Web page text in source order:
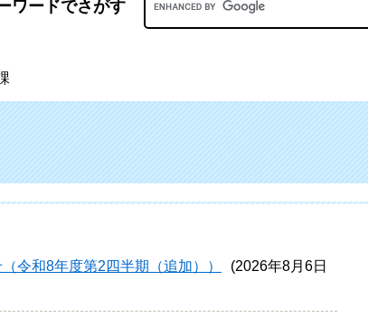
令和8年度第2四半期（追加））
2026年8月6日